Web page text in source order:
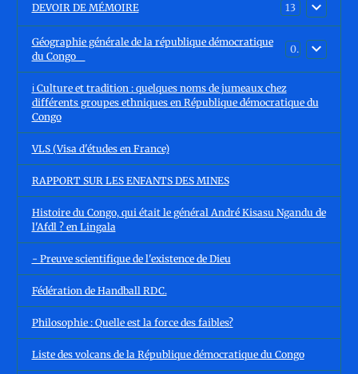
DEVOIR DE MÉMOIRE 13
Géographie générale de la république démocratique
du Congo
0
ℹ️ Culture et tradition : quelques noms de jumeaux chez
différents groupes ethniques en République démocratique du
Congo
VLS (Visa d'études en France)
RAPPORT SUR LES ENFANTS DES MINES
Histoire du Congo, qui était le général André Kisasu Ngandu de
l'Afdl ? en Lingala
- Preuve scientifique de l'existence de Dieu
Fédération de Handball RDC.
Philosophie : Quelle est la force des faibles?
Liste des volcans de la République démocratique du Congo